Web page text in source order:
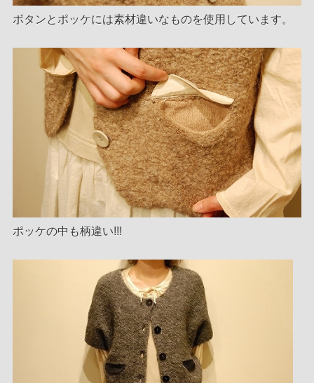
ボタンとポッケには素材違いなものを使用しています。
ポッケの中も柄違い!!!